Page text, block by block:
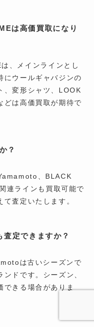
は高価買取になり
、メインラインとし
にウールギャバジンの
、変形シャツ、LOOK
どは高価買取が期待で
？
、BLACK
ラインも買取可能で
査定いたします。
定できますか？
は古いシーズンで
ドです。シーズン、
できる場合がありま